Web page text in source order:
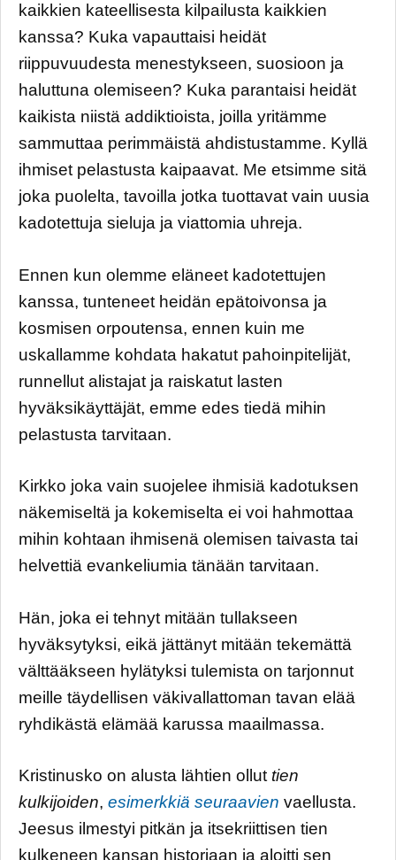
kaikkien kateellisesta kilpailusta kaikkien
kanssa? Kuka vapauttaisi heidät
riippuvuudesta menestykseen, suosioon ja
haluttuna olemiseen? Kuka parantaisi heidät
kaikista niistä addiktioista, joilla yritämme
sammuttaa perimmäistä ahdistustamme. Kyllä
ihmiset pelastusta kaipaavat. Me etsimme sitä
joka puolelta, tavoilla jotka tuottavat vain uusia
kadotettuja sieluja ja viattomia uhreja.
Ennen kun olemme eläneet kadotettujen
kanssa, tunteneet heidän epätoivonsa ja
kosmisen orpoutensa, ennen kuin me
uskallamme kohdata hakatut pahoinpitelijät,
runnellut alistajat ja raiskatut lasten
hyväksikäyttäjät, emme edes tiedä mihin
pelastusta tarvitaan.
Kirkko joka vain suojelee ihmisiä kadotuksen
näkemiseltä ja kokemiselta ei voi hahmottaa
mihin kohtaan ihmisenä olemisen taivasta tai
helvettiä evankeliumia tänään tarvitaan.
Hän, joka ei tehnyt mitään tullakseen
hyväksytyksi, eikä jättänyt mitään tekemättä
välttääkseen hylätyksi tulemista on tarjonnut
meille täydellisen väkivallattoman tavan elää
ryhdikästä elämää karussa maailmassa.
Kristinusko on alusta lähtien ollut tien
kulkijoiden, esimerkkiä seuraavien vaellusta.
Jeesus ilmestyi pitkän ja itsekriittisen tien
kulkeneen kansan historiaan ja aloitti sen